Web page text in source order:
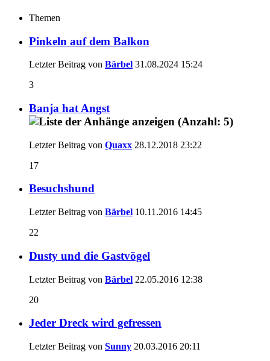
Themen
Pinkeln auf dem Balkon
Letzter Beitrag von Bärbel 31.08.2024 15:24
3
Banja hat Angst
Letzter Beitrag von Quaxx 28.12.2018 23:22
17
Besuchshund
Letzter Beitrag von Bärbel 10.11.2016 14:45
22
Dusty und die Gastvögel
Letzter Beitrag von Bärbel 22.05.2016 12:38
20
Jeder Dreck wird gefressen
Letzter Beitrag von Sunny 20.03.2016 20:11